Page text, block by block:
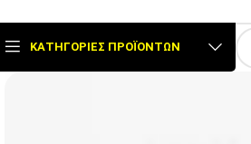
ΚΑΤΗΓΟΡΊΕΣ ΠΡΟΪΌΝΤΩΝ